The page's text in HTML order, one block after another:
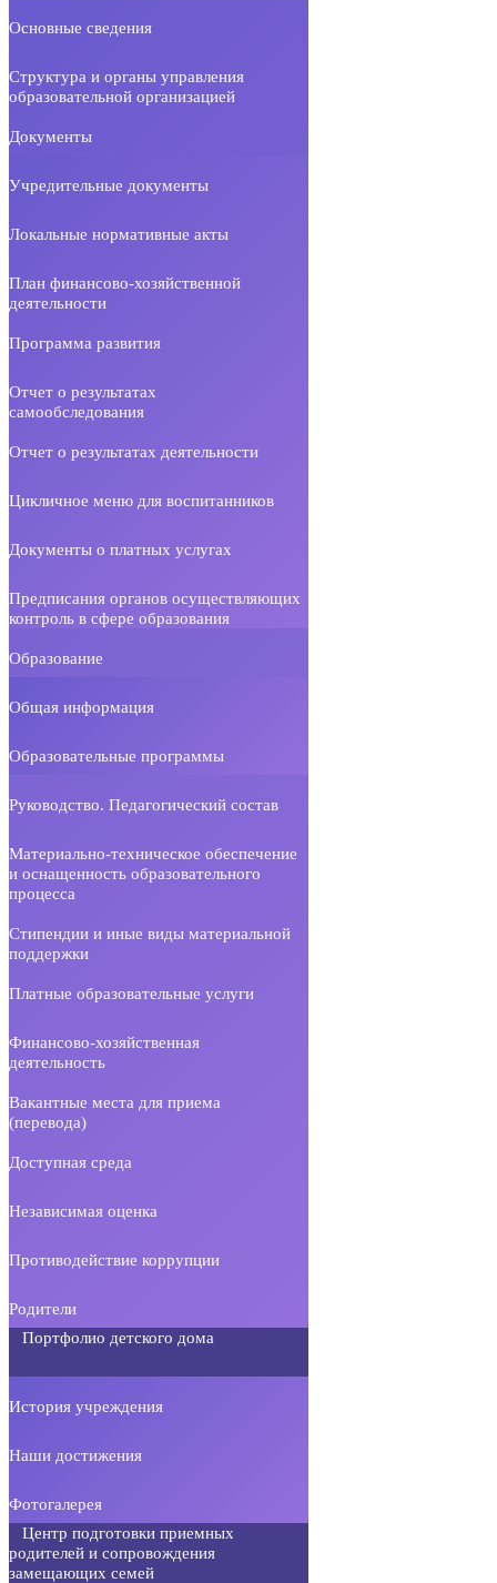
Основные сведения
Структура и органы управления
образовательной организацией
Документы
Учредительные документы
Локальные нормативные акты
План финансово-хозяйственной
деятельности
Программа развития
Отчет о результатах
самообследования
Отчет о результатах деятельности
Цикличное меню для воспитанников
Документы о платных услугах
Предписания органов осуществляющих
контроль в сфере образования
Образование
Общая информация
Образовательные программы
Руководство. Педагогический состав
Материально-техническое обеспечение
и оснащенность образовательного
процесса
Стипендии и иные виды материальной
поддержки
Платные образовательные услуги
Финансово-хозяйственная
деятельность
Вакантные места для приема
(перевода)
Доступная среда
Независимая оценка
Противодействие коррупции
Родители
Портфолио детского дома
История учреждения
Наши достижения
Фотогалерея
Центр подготовки приемных
родителей и сопровождения
замещающих семей